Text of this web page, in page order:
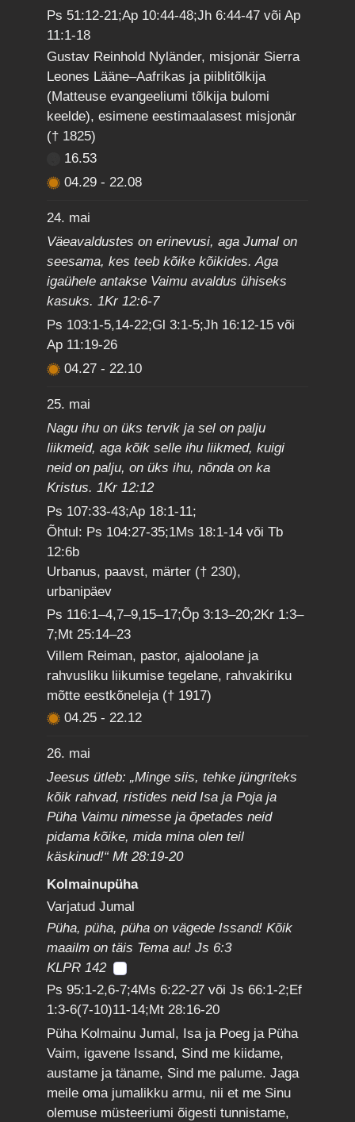
Ps 51:12-21;Ap 10:44-48;Jh 6:44-47 või Ap
11:1-18
Gustav Reinhold Nyländer, misjonär Sierra
Leones Lääne–Aafrikas ja piiblitõlkija
(Matteuse evangeeliumi tõlkija bulomi
keelde), esimene eestimaalasest misjonär
(† 1825)
16.53
04.29-22.08
24. mai
Väeavaldustes on erinevusi, aga Jumal on
seesama, kes teeb kõike kõikides. Aga
igaühele antakse Vaimu avaldus ühiseks
kasuks. 1Kr 12:6-7
Ps 103:1-5,14-22;Gl 3:1-5;Jh 16:12-15 või
Ap 11:19-26
04.27-22.10
25. mai
Nagu ihu on üks tervik ja sel on palju
liikmeid, aga kõik selle ihu liikmed, kuigi
neid on palju, on üks ihu, nõnda on ka
Kristus. 1Kr 12:12
Ps 107:33-43;Ap 18:1-11;
Õhtul: Ps 104:27-35;1Ms 18:1-14 või Tb
12:6b
Urbanus, paavst, märter († 230),
urbanipäev
Ps 116:1–4,7–9,15–17;Õp 3:13–20;2Kr 1:3–
7;Mt 25:14–23
Villem Reiman, pastor, ajaloolane ja
rahvusliku liikumise tegelane, rahvakiriku
mõtte eestkõneleja († 1917)
04.25-22.12
26. mai
Jeesus ütleb: „Minge siis, tehke jüngriteks
kõik rahvad, ristides neid Isa ja Poja ja
Püha Vaimu nimesse ja õpetades neid
pidama kõike, mida mina olen teil
käskinud!“ Mt 28:19-20
Kolmainupüha
Varjatud Jumal
Püha, püha, püha on vägede Issand! Kõik
maailm on täis Tema au! Js 6:3
KLPR 142
Ps 95:1-2,6-7;4Ms 6:22-27 või Js 66:1-2;Ef
1:3-6(7-10)11-14;Mt 28:16-20
Püha Kolmainu Jumal, Isa ja Poeg ja Püha
Vaim, igavene Issand, Sind me kiidame,
austame ja täname, Sind me palume. Jaga
meile oma jumalikku armu, nii et me Sinu
olemuse müsteeriumi õigesti tunnistame,